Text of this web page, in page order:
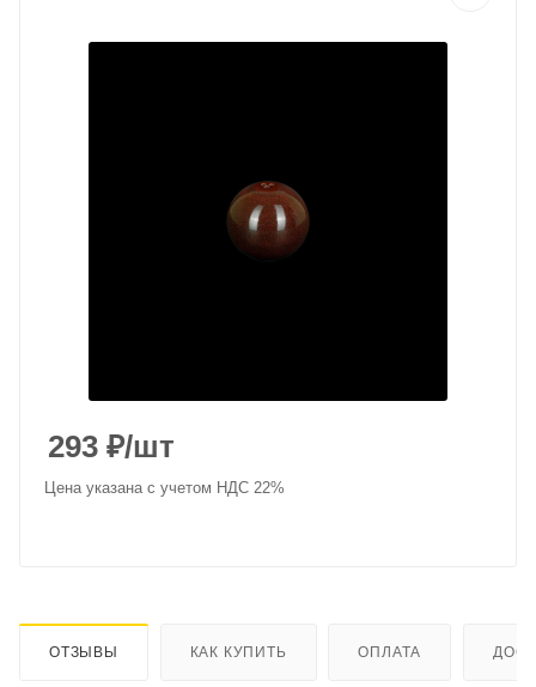
293 ₽/шт
Цена указана с учетом НДС 22%
ОТЗЫВЫ КАК КУПИТЬ ОПЛАТА